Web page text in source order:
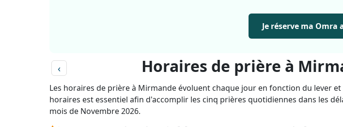
Je réserve ma Omra
‹ Horaires de prière à
Les horaires de prière à Mirmande évoluent chaque jour en fonction du lever
horaires est essentiel afin d'accomplir les cinq prières quotidiennes dans les
mois de Novembre 2026.